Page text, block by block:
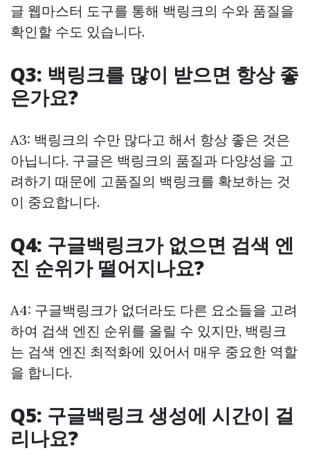
글 웹마스터 도구를 통해 백링크의 수와 품질을
확인할 수도 있습니다.
Q3: 백링크를 많이 받으면 항상 좋
은가요?
A3: 백링크의 수만 많다고 해서 항상 좋은 것은
아닙니다. 구글은 백링크의 품질과 다양성을 고
려하기 때문에 고품질의 백링크를 확보하는 것
이 중요합니다.
Q4: 구글백링크가 없으면 검색 엔
진 순위가 떨어지나요?
A4: 구글백링크가 없더라도 다른 요소들을 고려
하여 검색 엔진 순위를 올릴 수 있지만, 백링크
는 검색 엔진 최적화에 있어서 매우 중요한 역할
을 합니다.
Q5: 구글백링크 생성에 시간이 걸
리나요?